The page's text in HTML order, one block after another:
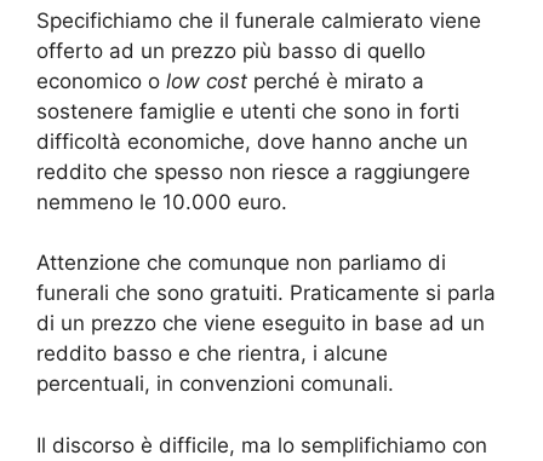
Specifichiamo che il funerale calmierato viene
offerto ad un prezzo più basso di quello
economico o low cost perché è mirato a
sostenere famiglie e utenti che sono in forti
difficoltà economiche, dove hanno anche un
reddito che spesso non riesce a raggiungere
nemmeno le 10.000 euro.
Attenzione che comunque non parliamo di
funerali che sono gratuiti. Praticamente si parla
di un prezzo che viene eseguito in base ad un
reddito basso e che rientra, i alcune
percentuali, in convenzioni comunali.
Il discorso è difficile, ma lo semplifichiamo con